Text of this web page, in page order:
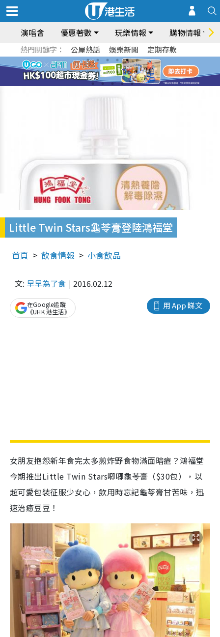
演唱會 優惠著數 玩樂情報 購物情報
熱門關鍵字： 公屋熱話 娛樂新聞 定期存款
Little Twin Stars龜苓膏登陸鴻福堂
首頁 飲食情報 小食飲品
文: 早早為了食 2016.02.12
用 App 睇文
在Google追蹤
《UHK 港生活》
女朋友抱怨新年食完太多煎炸野食物滿面暗瘡？鴻福堂
今期推出Little Twin Stars唧唧龜苓膏（$30包），以
超可愛包裝征服少女心，飲用時忘記龜苓膏甘苦味，迅
速治癒豆豆！